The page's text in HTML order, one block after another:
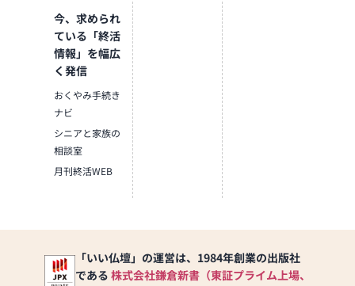
今、求められ
ている「終活
情報」を幅広
く発信
おくやみ手続き
ナビ
シニアと家族の
相談室
月刊終活WEB
「いい仏壇」の運営は、1984年創業の出版社
である 株式会社鎌倉新書（東証プライム上場、